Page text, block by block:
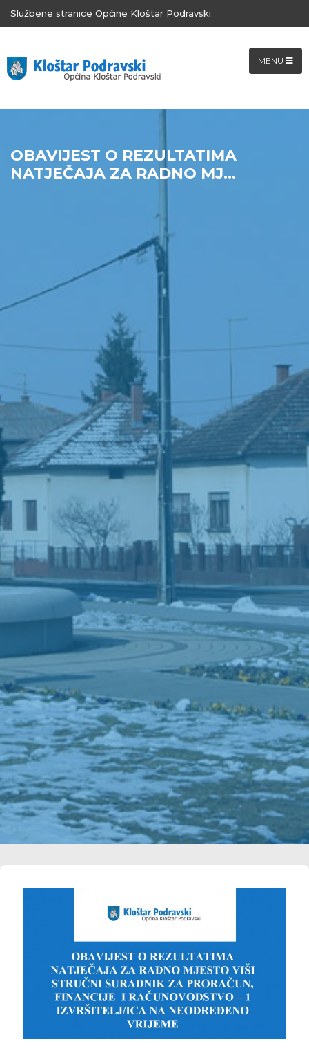
Službene stranice Općine Kloštar Podravski
MENU
OBAVIJEST O REZULTATIMA
NATJEČAJA ZA RADNO MJ...